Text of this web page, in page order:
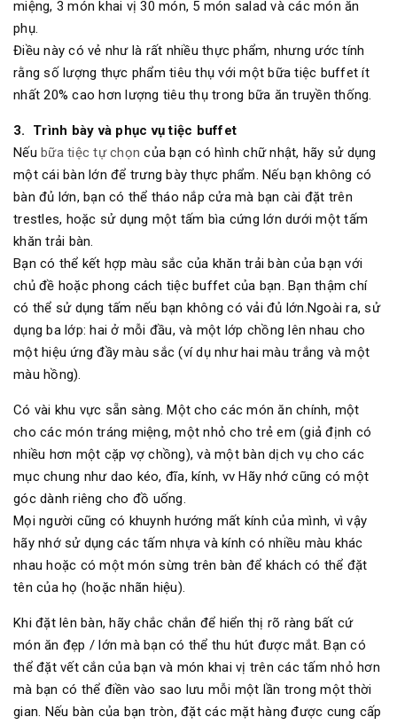
miệng, 3 món khai vị 30 món, 5 món salad và các món ăn
phụ.
Điều này có vẻ như là rất nhiều thực phẩm, nhưng ước tính
rằng số lượng thực phẩm tiêu thụ với một bữa tiệc buffet ít
nhất 20% cao hơn lượng tiêu thụ trong bữa ăn truyền thống.
3. Trình bày và phục vụ tiệc buffet
Nếu bữa tiệc tự chọn của bạn có hình chữ nhật, hãy sử dụng
một cái bàn lớn để trưng bày thực phẩm. Nếu bạn không có
bàn đủ lớn, bạn có thể tháo nắp cửa mà bạn cài đặt trên
trestles, hoặc sử dụng một tấm bìa cứng lớn dưới một tấm
khăn trải bàn.
Bạn có thể kết hợp màu sắc của khăn trải bàn của bạn với
chủ đề hoặc phong cách tiệc buffet của bạn. Bạn thậm chí
có thể sử dụng tấm nếu bạn không có vải đủ lớn.Ngoài ra, sử
dụng ba lớp: hai ở mỗi đầu, và một lớp chồng lên nhau cho
một hiệu ứng đầy màu sắc (ví dụ như hai màu trắng và một
màu hồng).
Có vài khu vực sẵn sàng. Một cho các món ăn chính, một
cho các món tráng miệng, một nhỏ cho trẻ em (giả định có
nhiều hơn một cặp vợ chồng), và một bàn dịch vụ cho các
mục chung như dao kéo, đĩa, kính, vv Hãy nhớ cũng có một
góc dành riêng cho đồ uống.
Mọi người cũng có khuynh hướng mất kính của mình, vì vậy
hãy nhớ sử dụng các tấm nhựa và kính có nhiều màu khác
nhau hoặc có một món sừng trên bàn để khách có thể đặt
tên của họ (hoặc nhãn hiệu).
Khi đặt lên bàn, hãy chắc chắn để hiển thị rõ ràng bất cứ
món ăn đẹp / lớn mà bạn có thể thu hút được mắt. Bạn có
thể đặt vết cắn của bạn và món khai vị trên các tấm nhỏ hơn
mà bạn có thể điền vào sao lưu mỗi một lần trong một thời
gian. Nếu bàn của bạn tròn, đặt các mặt hàng được cung cấp